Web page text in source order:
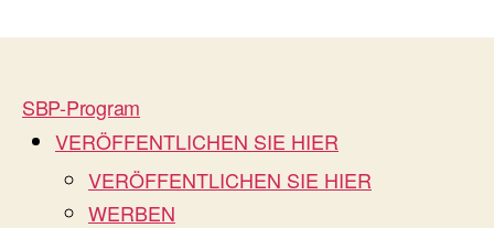
SBP-Program
VERÖFFENTLICHEN SIE HIER
VERÖFFENTLICHEN SIE HIER
WERBEN